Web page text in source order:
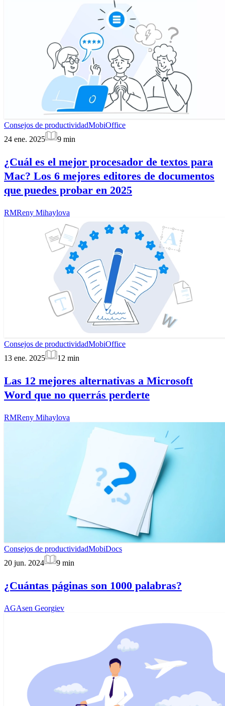
Consejos de productividadMobiOffice
24 ene. 2025
9 min
¿Cuál es el mejor procesador de textos para
Mac? Los 6 mejores editores de documentos
que puedes probar en 2025
RMReny Mihaylova
Consejos de productividadMobiOffice
13 ene. 2025
12 min
Las 12 mejores alternativas a Microsoft
Word que no querrás perderte
RMReny Mihaylova
Consejos de productividadMobiDocs
20 jun. 2024
9 min
¿Cuántas páginas son 1000 palabras?
AGAsen Georgiev